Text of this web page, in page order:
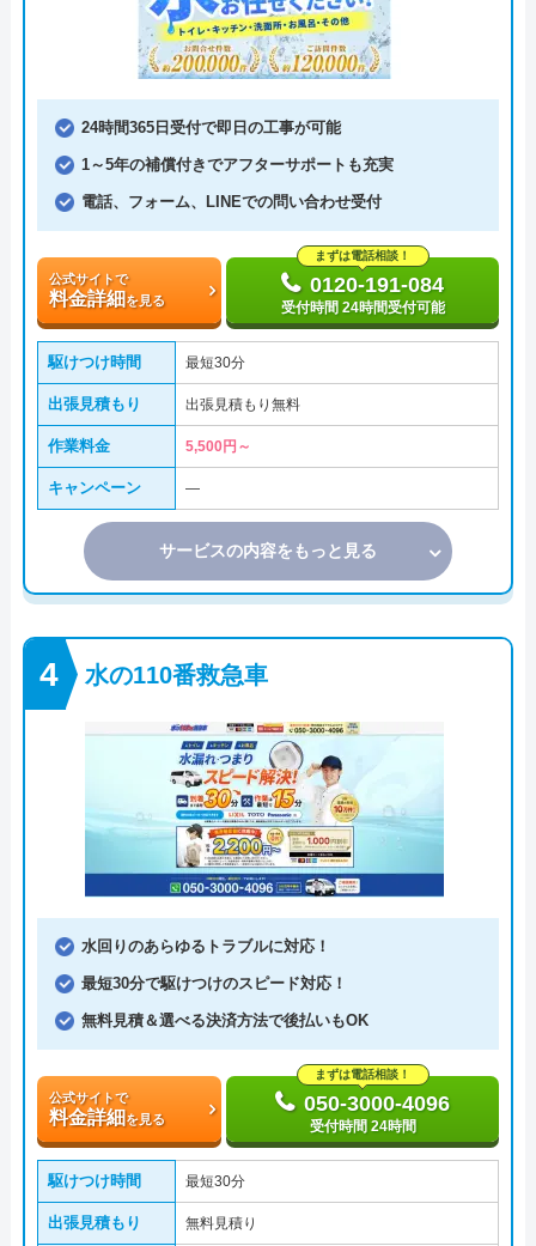
24時間365日受付で即日の工事が可能
1～5年の補償付きでアフターサポートも充実
電話、フォーム、LINEでの問い合わせ受付
公式サイトで
料金詳細を見る
まずは電話相談！
0120-191-084
受付時間 24時間受付可能
駆けつけ時間 最短30分
出張見積もり 出張見積もり無料
作業料金 5,500円～
キャンペーン ―
サービスの内容をもっと見る
水の110番救急車
水回りのあらゆるトラブルに対応！
最短30分で駆けつけのスピード対応！
無料見積＆選べる決済方法で後払いもOK
公式サイトで
料金詳細を見る
まずは電話相談！
050-3000-4096
受付時間 24時間
駆けつけ時間 最短30分
出張見積もり 無料見積り